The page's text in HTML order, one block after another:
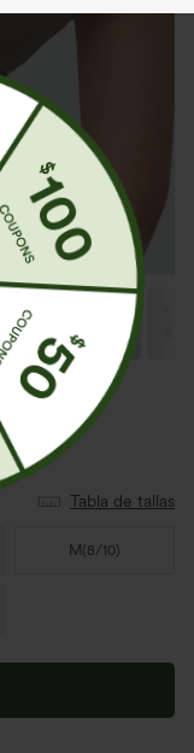
Tabla de tallas
M (8/10)